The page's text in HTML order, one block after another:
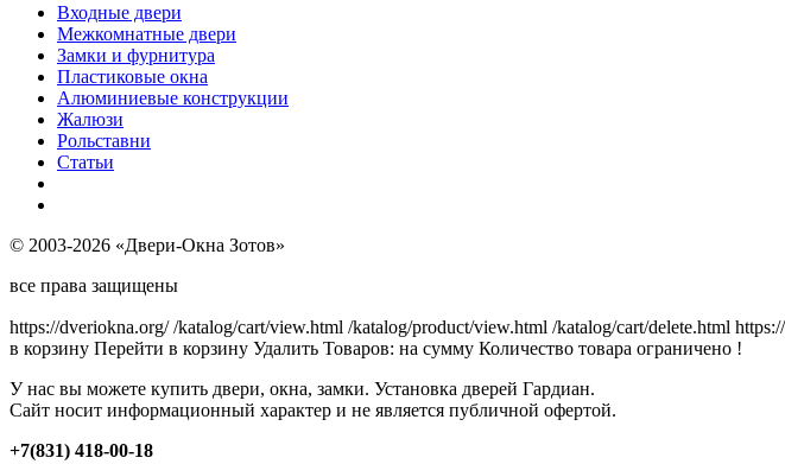
Входные двери
Межкомнатные двери
Замки и фурнитура
Пластиковые окна
Алюминиевые конструкции
Жалюзи
Рольставни
Статьи
© 2003-2026 «Двери-Окна Зотов»
все права защищены
https://dveriokna.org/ /katalog/cart/view.html /katalog/product/view.html /katalog/cart/delete.html
в корзину Перейти в корзину Удалить Товаров: на сумму Количество товара ограничено !
У нас вы можете купить двери, окна, замки. Установка дверей Гардиан.
Сайт носит информационный характер и не является публичной офертой.
+7(831) 418-00-18